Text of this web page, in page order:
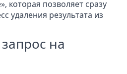
которая позволяет сразу
удаления результата из
на